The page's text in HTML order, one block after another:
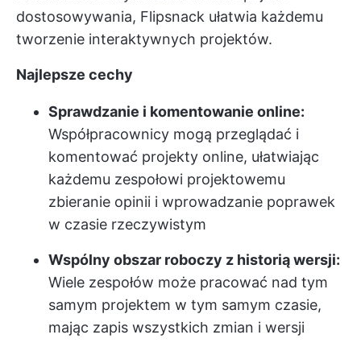
dostosowywania, Flipsnack ułatwia każdemu
tworzenie interaktywnych projektów.
Najlepsze cechy
Sprawdzanie i komentowanie online:
Współpracownicy mogą przeglądać i
komentować projekty online, ułatwiając
każdemu zespołowi projektowemu
zbieranie opinii i wprowadzanie poprawek
w czasie rzeczywistym
Wspólny obszar roboczy z historią wersji:
Wiele zespołów może pracować nad tym
samym projektem w tym samym czasie,
mając zapis wszystkich zmian i wersji